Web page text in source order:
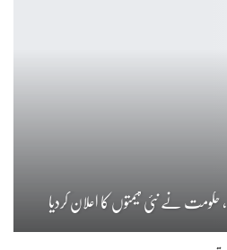
حکومت نے نئی قیمتوں کا اعلان کردیا